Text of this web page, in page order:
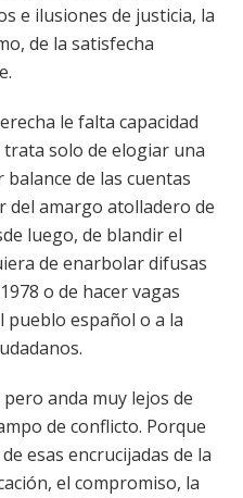
e ilusiones de justicia, la
de la satisfecha
le falta capacidad
trata solo de elogiar una
de las cuentas
del amargo atolladero de
luego, de blandir el
de enarbolar difusas
o de hacer vagas
pueblo español o a la
anda muy lejos de
de conflicto. Porque
esas encrucijadas de la
el compromiso, la